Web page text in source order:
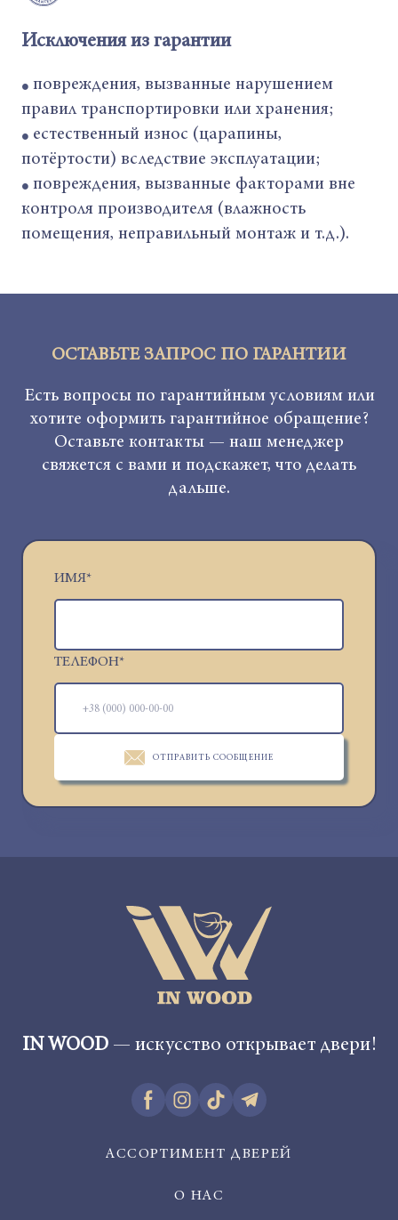
Исключения из гарантии
● повреждения, вызванные нарушением
правил транспортировки или хранения;
● естественный износ (царапины,
потёртости) вследствие эксплуатации;
● повреждения, вызванные факторами вне
контроля производителя (влажность
помещения, неправильный монтаж и т.д.).
ОСТАВЬТЕ ЗАПРОС ПО ГАРАНТИИ
Есть вопросы по гарантийным условиям или
хотите оформить гарантийное обращение?
Оставьте контакты — наш менеджер
свяжется с вами и подскажет, что делать
дальше.
ИМЯ*
ТЕЛЕФОН*
ОТПРАВИТЬ СООБЩЕНИЕ
IN WOOD— искусство открывает двери!
АССОРТИМЕНТ ДВЕРЕЙ
О НАС